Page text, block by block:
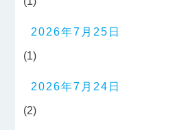
2026年7月25日
(1)
2026年7月24日
(2)